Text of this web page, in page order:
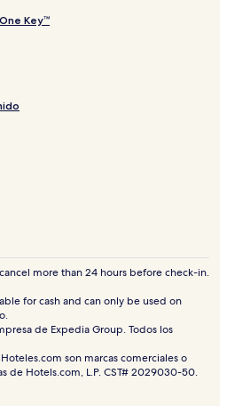
Key™
more than 24 hours before check-in.
for cash and can only be used on
de Expedia Group. Todos los
son marcas comerciales o
de Hotels.com, L.P. CST# 2029030-50.